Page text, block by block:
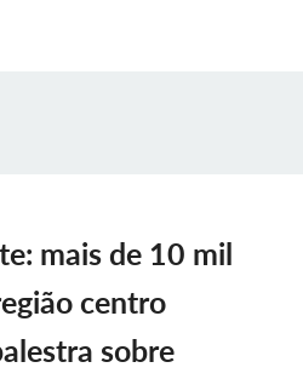
mais de 10 mil
centro
sobre